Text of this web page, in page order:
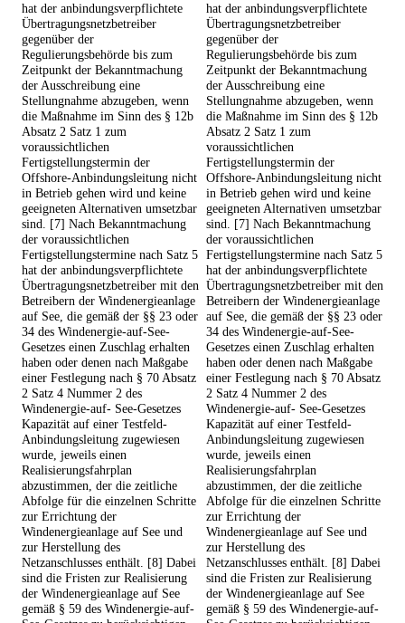
hat der anbindungsverpflichtete
Übertragungsnetzbetreiber
gegenüber der
Regulierungsbehörde bis zum
Zeitpunkt der Bekanntmachung
der Ausschreibung eine
Stellungnahme abzugeben, wenn
die Maßnahme im Sinn des § 12b
Absatz 2 Satz 1 zum
voraussichtlichen
Fertigstellungstermin der
Offshore-Anbindungsleitung nicht
in Betrieb gehen wird und keine
geeigneten Alternativen umsetzbar
sind. [7] Nach Bekanntmachung
der voraussichtlichen
Fertigstellungstermine nach Satz 5
hat der anbindungsverpflichtete
Übertragungsnetzbetreiber mit den
Betreibern der Windenergieanlage
auf See, die gemäß der §§ 23 oder
34 des Windenergie-auf-See-
Gesetzes einen Zuschlag erhalten
haben oder denen nach Maßgabe
einer Festlegung nach § 70 Absatz
2 Satz 4 Nummer 2 des
Windenergie-auf- See-Gesetzes
Kapazität auf einer Testfeld-
Anbindungsleitung zugewiesen
wurde, jeweils einen
Realisierungsfahrplan
abzustimmen, der die zeitliche
Abfolge für die einzelnen Schritte
zur Errichtung der
Windenergieanlage auf See und
zur Herstellung des
Netzanschlusses enthält. [8] Dabei
sind die Fristen zur Realisierung
der Windenergieanlage auf See
gemäß § 59 des Windenergie-auf-
hat der anbindungsverpflichtete
Übertragungsnetzbetreiber
gegenüber der
Regulierungsbehörde bis zum
Zeitpunkt der Bekanntmachung
der Ausschreibung eine
Stellungnahme abzugeben, wenn
die Maßnahme im Sinn des § 12b
Absatz 2 Satz 1 zum
voraussichtlichen
Fertigstellungstermin der
Offshore-Anbindungsleitung nicht
in Betrieb gehen wird und keine
geeigneten Alternativen umsetzbar
sind. [7] Nach Bekanntmachung
der voraussichtlichen
Fertigstellungstermine nach Satz 5
hat der anbindungsverpflichtete
Übertragungsnetzbetreiber mit den
Betreibern der Windenergieanlage
auf See, die gemäß der §§ 23 oder
34 des Windenergie-auf-See-
Gesetzes einen Zuschlag erhalten
haben oder denen nach Maßgabe
einer Festlegung nach § 70 Absatz
2 Satz 4 Nummer 2 des
Windenergie-auf- See-Gesetzes
Kapazität auf einer Testfeld-
Anbindungsleitung zugewiesen
wurde, jeweils einen
Realisierungsfahrplan
abzustimmen, der die zeitliche
Abfolge für die einzelnen Schritte
zur Errichtung der
Windenergieanlage auf See und
zur Herstellung des
Netzanschlusses enthält. [8] Dabei
sind die Fristen zur Realisierung
der Windenergieanlage auf See
gemäß § 59 des Windenergie-auf-